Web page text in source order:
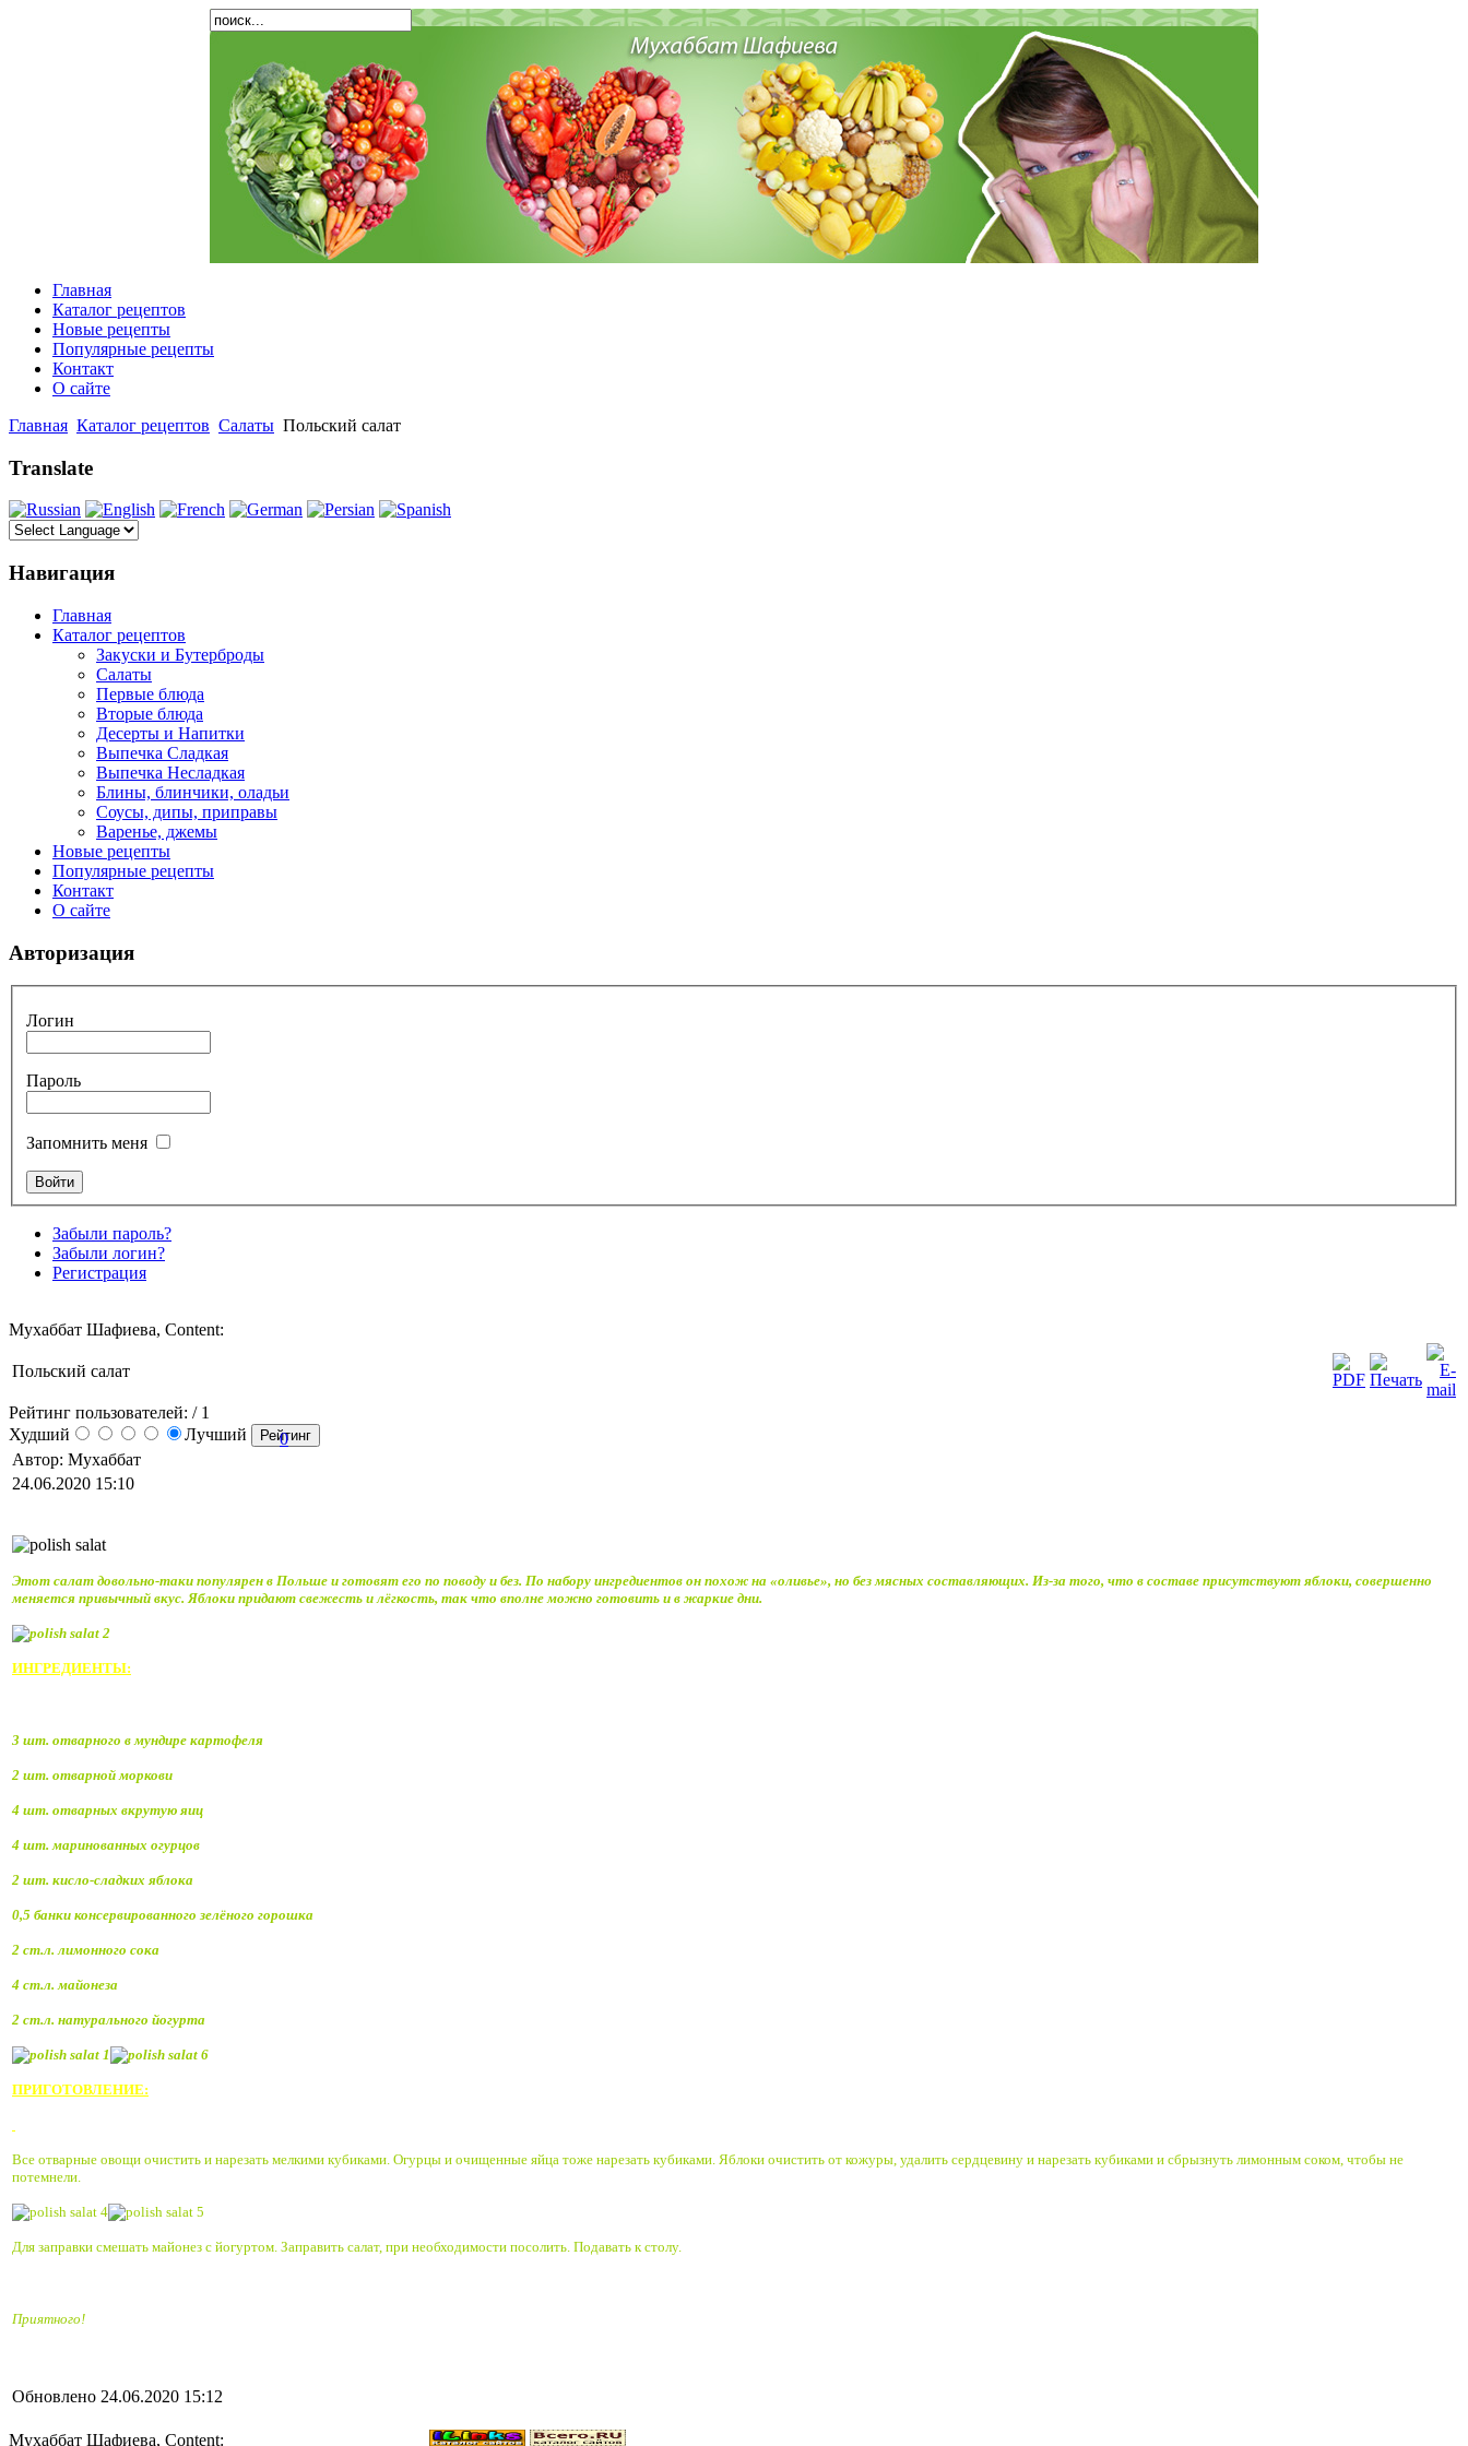
Главная
Каталог рецептов
Новые рецепты
Популярные рецепты
Контакт
О сайте
Главная Каталог рецептов Салаты Польский салат
Translate
Навигация
Главная
Каталог рецептов
Закуски и Бутерброды
Салаты
Первые блюда
Вторые блюда
Десерты и Напитки
Выпечка Сладкая
Выпечка Несладкая
Блины, блинчики, оладьи
Соусы, дипы, приправы
Варенье, джемы
Новые рецепты
Популярные рецепты
Контакт
О сайте
Авторизация
Логин
Пароль
Запомнить меня
Забыли пароль?
Забыли логин?
Регистрация
Мухаббат Шафиева, Content:
Польский салат
Рейтинг пользователей: / 1
Худший
Лучший
Автор: Мухаббат
24.06.2020 15:10
0
Этот салат довольно-таки популярен в Польше и готовят его по поводу и без. По набору ингредиентов он похож на «оливье», но без мясных составляющих. Из-за того, что в составе присутствуют яблоки, совершенно
меняется привычный вкус. Яблоки придают свежесть и лёгкость, так что вполне можно готовить и в жаркие дни.
ИНГРЕДИЕНТЫ:
3 шт. отварного в мундире картофеля
2 шт. отварной моркови
4 шт. отварных вкрутую яиц
4 шт. маринованных огурцов
2 шт. кисло-сладких яблока
0,5 банки консервированного зелёного горошка
2 ст.л. лимонного сока
4 ст.л. майонеза
2 ст.л. натурального йогурта
ПРИГОТОВЛЕНИЕ:
Все отварные овощи очистить и нарезать мелкими кубиками. Огурцы и очищенные яйца тоже нарезать кубиками. Яблоки очистить от кожуры, удалить сердцевину и нарезать кубиками и сбрызнуть лимонным соком, чтобы не
потемнели.
Для заправки смешать майонез с йогуртом. Заправить салат, при необходимости посолить. Подавать к столу.
Приятного!
Обновлено 24.06.2020 15:12
Мухаббат Шафиева, Content: